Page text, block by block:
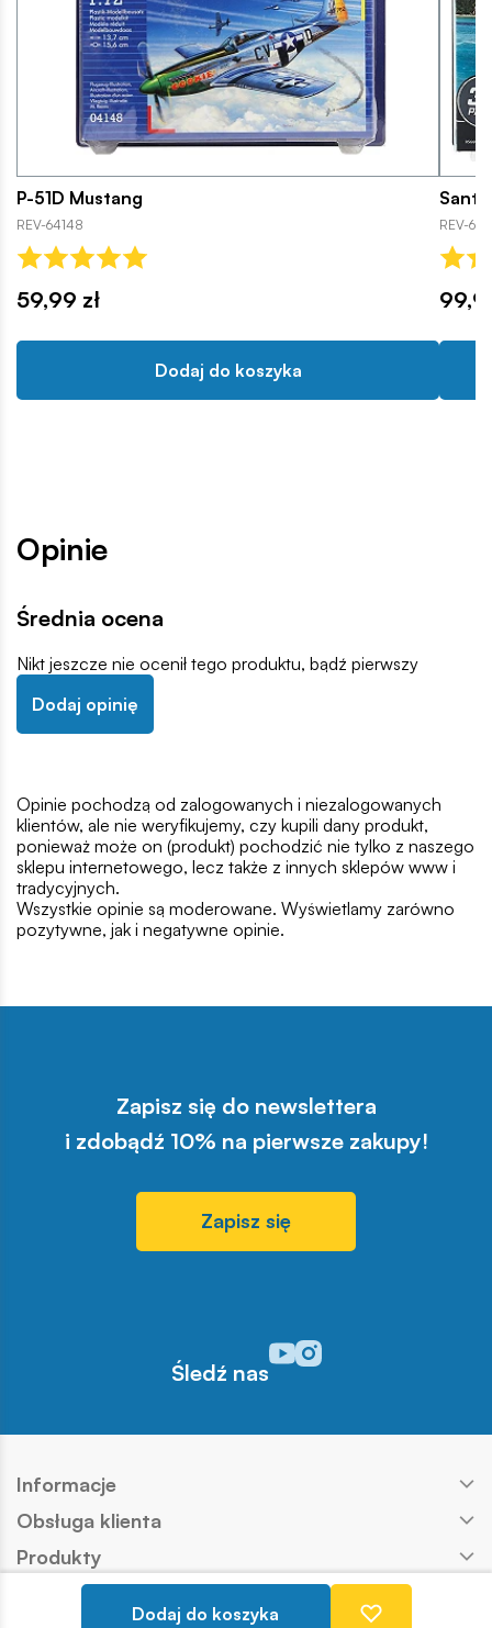
Dodaj do koszyka
P-51D Mustang
REV-64148
59,99 zł
Dodaj do koszyka
REV-
Opinie
Średnia ocena
Nikt jeszcze nie ocenił tego produktu, bądź pierwszy
Dodaj opinię
Opinie pochodzą od zalogowanych i niezalogowanych
klientów, ale nie weryfikujemy, czy kupili dany produkt,
ponieważ może on (produkt) pochodzić nie tylko z naszego
sklepu internetowego, lecz także z innych sklepów www i
tradycyjnych.
Wszystkie opinie są moderowane. Wyświetlamy zarówno
pozytywne, jak i negatywne opinie.
Zapisz się do newslettera
i zdobądź 10% na pierwsze zakupy!
Zapisz się
Śledź nas
Odwiedź nasz profil w
Odwiedź nasz profil w
Informacje
Obsługa klienta
Produkty
Kontakt